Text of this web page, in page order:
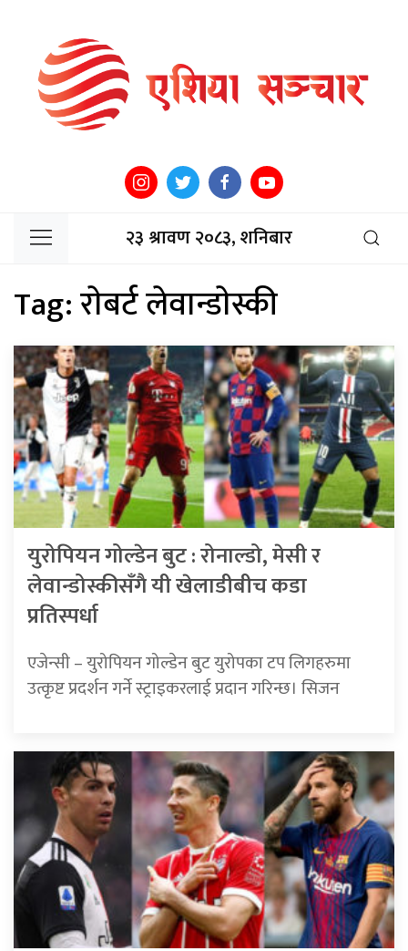
२३ श्रावण २०८३, शनिबार
Tag:राेबर्ट लेवान्डाेस्की
युरोपियन गोल्डेन बुट : रोनाल्डो, मेसी र
लेवान्डोस्कीसँगै यी खेलाडीबीच कडा
प्रतिस्पर्धा
एजेन्सी – युरोपियन गोल्डेन बुट युरोपका टप लिगहरुमा
उत्कृष्ट प्रदर्शन गर्ने स्ट्राइकरलाई प्रदान गरिन्छ। सिजन